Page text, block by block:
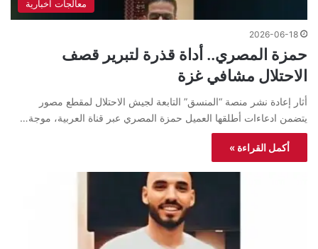
معالجات اخبارية
2026-06-18
حمزة المصري.. أداة قذرة لتبرير قصف
الاحتلال مشافي غزة
أثار إعادة نشر منصة “المنسق” التابعة لجيش الاحتلال لمقطع مصور
يتضمن ادعاءات أطلقها العميل حمزة المصري عبر قناة العربية، موجة…
أكمل القراءة »